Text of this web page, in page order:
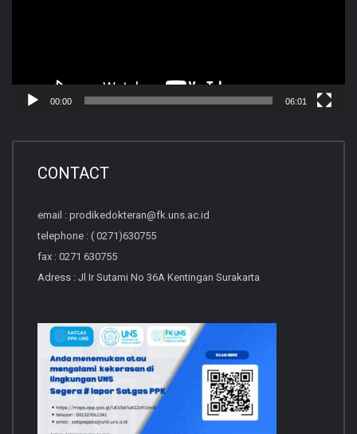
00:00 06:01
CONTACT
email : prodikedokteran@fk.uns.ac.id
telephone : ( 0271)630755
fax : 0271 630755
Adress : Jl Ir Sutami No 36A Kentingan Surakarta